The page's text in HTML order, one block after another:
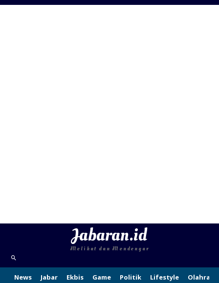
Jabaran.id
Melihat dan Mendengar
News Jabar Ekbis Game Politik Lifestyle Olahraga